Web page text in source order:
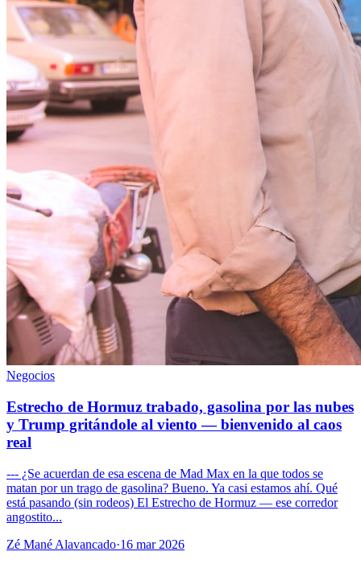
Negocios
Estrecho de Hormuz trabado, gasolina por las nubes
y Trump gritándole al viento — bienvenido al caos
real
--- ¿Se acuerdan de esa escena de Mad Max en la que todos se
matan por un trago de gasolina? Bueno. Ya casi estamos ahí. Qué
está pasando (sin rodeos) El Estrecho de Hormuz — ese corredor
angostito...
Zé Mané Alavancado·16 mar 2026